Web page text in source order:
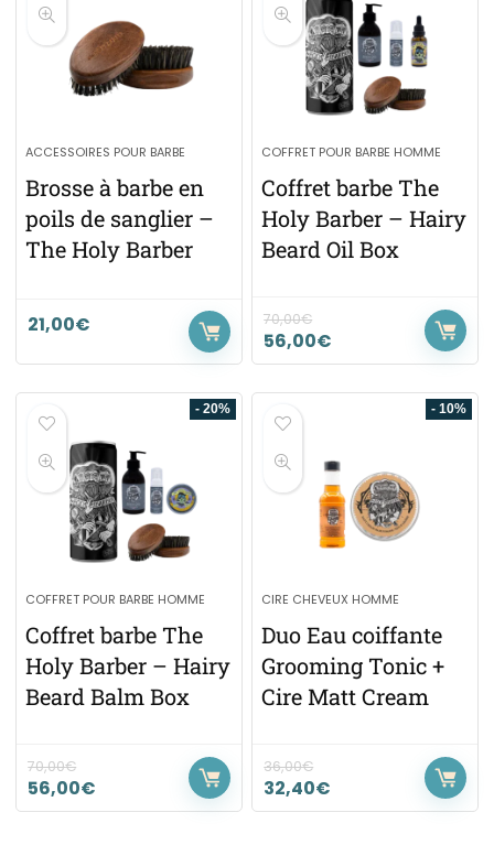
ACCESSOIRES POUR BARBE
Brosse à barbe en
poils de sanglier –
The Holy Barber
21,00€
COFFRET POUR BARBE HOMME
Coffret barbe The
Holy Barber – Hairy
Beard Oil Box
70,00€
56,00€
- 20%
COFFRET POUR BARBE HOMME
Coffret barbe The
Holy Barber – Hairy
Beard Balm Box
70,00€
56,00€
- 10%
CIRE CHEVEUX HOMME
Duo Eau coiffante
Grooming Tonic +
Cire Matt Cream
36,00€
32,40€